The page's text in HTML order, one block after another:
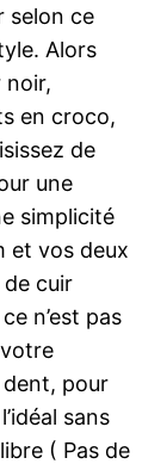
selon ce
Alors
noir,
en croco,
de
une
simplicité
et vos deux
cuir
n’est pas
pour
sans
( Pas de